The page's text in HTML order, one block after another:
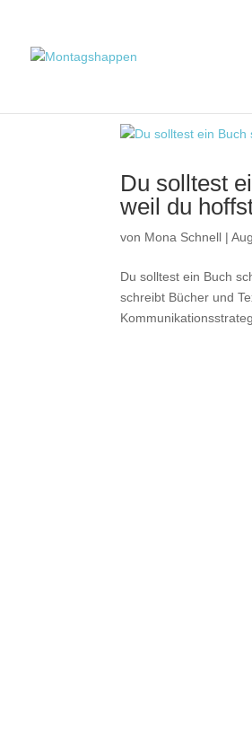
Du solltest
weil du
von Mona Schnell |
Du solltest ein Buch
schreibt Bücher und